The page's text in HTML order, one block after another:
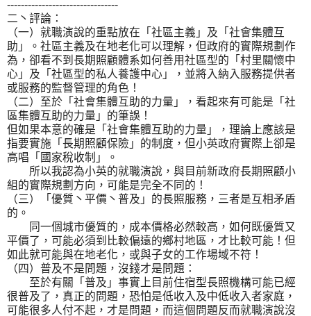
--------------------------------
二丶評論：
（一）就職演說的重點放在「社區主義」及「社會集體互
助」。社區主義及在地老化可以理解，但政府的實際規劃作
為，卻看不到長期照顧體系如何善用社區型的「村里關懷中
心」及「社區型的私人養護中心」，並將入納入服務提供者
或服務的監督管理的角色！
（二）至於「社會集體互助的力量」，看起來有可能是「社
區集體互助的力量」的筆誤！
但如果本意的確是「社會集體互助的力量」，理論上應該是
指要實施「長期照顧保險」的制度，但小英政府實際上卻是
高唱「國家稅收制」。
所以我認為小英的就職演說，與目前新政府長期照顧小
組的實際規劃方向，可能是完全不同的！
（三）「優質丶平價丶普及」的長照服務，三者是互相矛盾
的。
同一個城市優質的，成本價格必然較高，如何既優質又
平價了，可能必須到比較偏遠的鄉村地區，才比較可能！但
如此就可能與在地老化，或與子女的工作場域不符！
（四）普及不是問題，沒錢才是問題：
至於有關「普及」事實上目前住宿型長照機構可能已經
很普及了，真正的問題，恐怕是低收入及中低收入者家庭，
可能很多人付不起，才是問題，而這個問題反而就職演說沒